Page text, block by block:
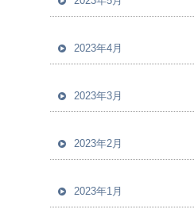
2023年4月
2023年3月
2023年2月
2023年1月